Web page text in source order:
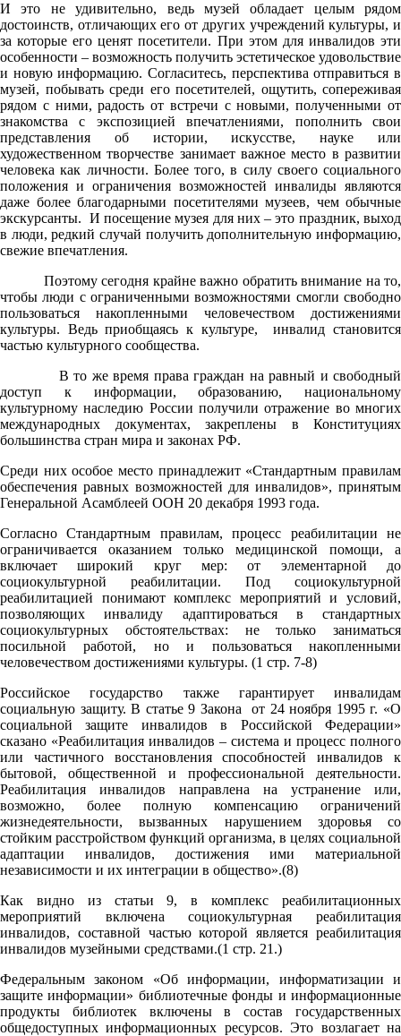
И это не удивительно, ведь музей обладает целым рядом
достоинств, отличающих его от других учреждений культуры, и
за которые его ценят посетители. При этом для инвалидов эти
особенности – возможность получить эстетическое удовольствие
и новую информацию. Согласитесь, перспектива отправиться в
музей, побывать среди его посетителей, ощутить, сопереживая
рядом с ними, радость от встречи с новыми, полученными от
знакомства с экспозицией впечатлениями, пополнить свои
представления об истории, искусстве, науке или
художественном творчестве занимает важное место в развитии
человека как личности. Более того, в силу своего социального
положения и ограничения возможностей инвалиды являются
даже более благодарными посетителями музеев, чем обычные
экскурсанты. И посещение музея для них – это праздник, выход
в люди, редкий случай получить дополнительную информацию,
свежие впечатления.
Поэтому сегодня крайне важно обратить внимание на то,
чтобы люди с ограниченными возможностями смогли свободно
пользоваться накопленными человечеством достижениями
культуры. Ведь приобщаясь к культуре, инвалид становится
частью культурного сообщества.
В то же время права граждан на равный и свободный
доступ к информации, образованию, национальному
культурному наследию России получили отражение во многих
международных документах, закреплены в Конституциях
большинства стран мира и законах РФ.
Среди них особое место принадлежит «Стандартным правилам
обеспечения равных возможностей для инвалидов», принятым
Генеральной Асамблеей ООН 20 декабря 1993 года.
Согласно Стандартным правилам, процесс реабилитации не
ограничивается оказанием только медицинской помощи, а
включает широкий круг мер: от элементарной до
социокультурной реабилитации. Под социокультурной
реабилитацией понимают комплекс мероприятий и условий,
позволяющих инвалиду адаптироваться в стандартных
социокультурных обстоятельствах: не только заниматься
посильной работой, но и пользоваться накопленными
человечеством достижениями культуры. (1 стр. 7-8)
Российское государство также гарантирует инвалидам
социальную защиту. В статье 9 Закона от 24 ноября 1995 г. «О
социальной защите инвалидов в Российской Федерации»
сказано «Реабилитация инвалидов – система и процесс полного
или частичного восстановления способностей инвалидов к
бытовой, общественной и профессиональной деятельности.
Реабилитация инвалидов направлена на устранение или,
возможно, более полную компенсацию ограничений
жизнедеятельности, вызванных нарушением здоровья со
стойким расстройством функций организма, в целях социальной
адаптации инвалидов, достижения ими материальной
независимости и их интеграции в общество».(8)
Как видно из статьи 9, в комплекс реабилитационных
мероприятий включена социокультурная реабилитация
инвалидов, составной частью которой является реабилитация
инвалидов музейными средствами.(1 стр. 21.)
Федеральным законом «Об информации, информатизации и
защите информации» библиотечные фонды и информационные
продукты библиотек включены в состав государственных
общедоступных информационных ресурсов. Это возлагает на